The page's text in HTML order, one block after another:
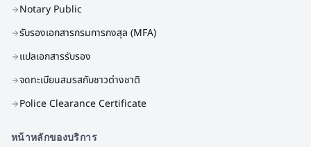
Notary Public
รับรองเอกสารกรมการกงสุล (MFA)
แปลเอกสารรับรอง
จดทะเบียนสมรสกับชาวต่างชาติ
Police Clearance Certificate
หน้าหลักของบริการ